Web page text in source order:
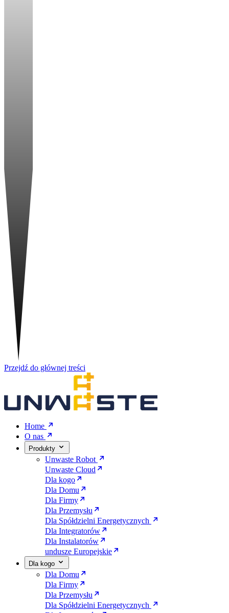
Przejdź do głównej treści
Home
O nas
Produkty
Unwaste Robot
Unwaste Cloud
Dla kogo
Dla Domu
Dla Firmy
Dla Przemysłu
Dla Spółdzielni Energetycznych
Dla Integratorów
Dla Instalatorów
undusze Europejskie
Dla kogo
Dla Domu
Dla Firmy
Dla Przemysłu
Dla Spółdzielni Energetycznych